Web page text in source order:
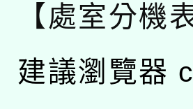
【處室分機
建議瀏覽器